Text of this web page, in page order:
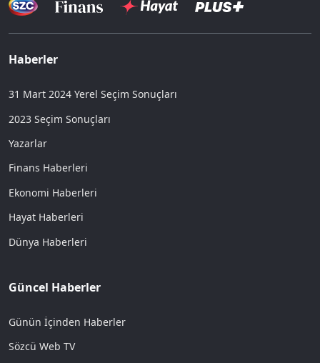
Haberler
31 Mart 2024 Yerel Seçim Sonuçları
2023 Seçim Sonuçları
Yazarlar
Finans Haberleri
Ekonomi Haberleri
Hayat Haberleri
Dünya Haberleri
Güncel Haberler
Günün İçinden Haberler
Sözcü Web TV